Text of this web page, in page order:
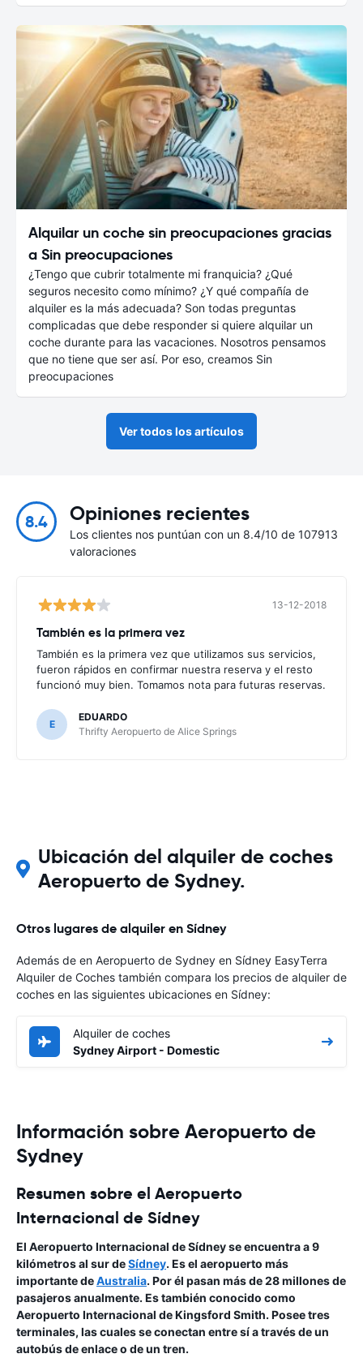
Alquilar un coche sin preocupaciones gracias
a Sin preocupaciones
¿Tengo que cubrir totalmente mi franquicia? ¿Qué
seguros necesito como mínimo? ¿Y qué compañía de
alquiler es la más adecuada? Son todas preguntas
complicadas que debe responder si quiere alquilar un
coche durante para las vacaciones. Nosotros pensamos
que no tiene que ser así. Por eso, creamos Sin
preocupaciones
Ver todos los artículos
8.4 Opiniones recientes
Los clientes nos puntúan con un 8.4/10 de 107913
valoraciones
13-12-2018
También es la primera vez
También es la primera vez que utilizamos sus servicios,
fueron rápidos en confirmar nuestra reserva y el resto
funcionó muy bien. Tomamos nota para futuras reservas.
E
EDUARDO
Thrifty Aeropuerto de Alice Springs
Ubicación del alquiler de coches
Aeropuerto de Sydney.
Otros lugares de alquiler en Sídney
Además de en Aeropuerto de Sydney en Sídney EasyTerra
Alquiler de Coches también compara los precios de alquiler de
coches en las siguientes ubicaciones en Sídney:
Alquiler de coches
Sydney Airport - Domestic
Información sobre Aeropuerto de
Sydney
Resumen sobre el Aeropuerto
Internacional de Sídney
El Aeropuerto Internacional de Sídney se encuentra a 9
kilómetros al sur deSídney. Es el aeropuerto más
importante deAustralia. Por él pasan más de 28 millones de
pasajeros anualmente. Es también conocido como
Aeropuerto Internacional de Kingsford Smith. Posee tres
terminales, las cuales se conectan entre sí a través de un
autobús de enlace o de un tren.